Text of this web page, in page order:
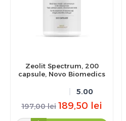
Zeolit Spectrum, 200
capsule, Novo Biomedics
5.00
197,00 lei 189,50 lei